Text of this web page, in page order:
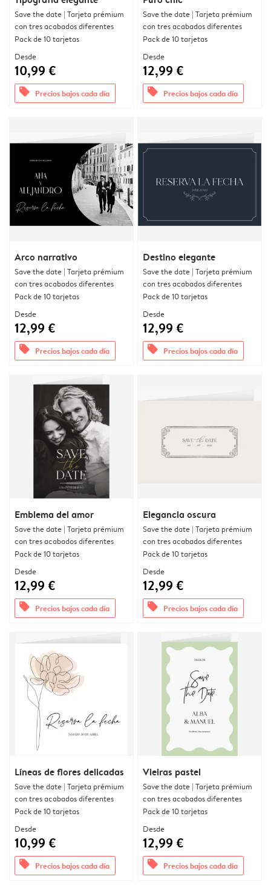
Save the date | Tarjeta prémium
con tres acabados diferentes
Pack de 10 tarjetas
Desde
10,99 €
offers Precios bajos cada día
Save the date | Tarjeta prémium
con tres acabados diferentes
Pack de 10 tarjetas
Desde
12,99 €
offers Precios bajos cada día
Arco narrativo
Save the date | Tarjeta prémium
con tres acabados diferentes
Pack de 10 tarjetas
Desde
12,99 €
offers Precios bajos cada día
Destino elegante
Save the date | Tarjeta prémium
con tres acabados diferentes
Pack de 10 tarjetas
Desde
12,99 €
offers Precios bajos cada día
Emblema del amor
Save the date | Tarjeta prémium
con tres acabados diferentes
Pack de 10 tarjetas
Desde
12,99 €
offers Precios bajos cada día
Elegancia oscura
Save the date | Tarjeta prémium
con tres acabados diferentes
Pack de 10 tarjetas
Desde
12,99 €
offers Precios bajos cada día
Líneas de flores delicadas
Save the date | Tarjeta prémium
con tres acabados diferentes
Pack de 10 tarjetas
Desde
10,99 €
offers Precios bajos cada día
Vieiras pastel
Save the date | Tarjeta prémium
con tres acabados diferentes
Pack de 10 tarjetas
Desde
12,99 €
offers Precios bajos cada día